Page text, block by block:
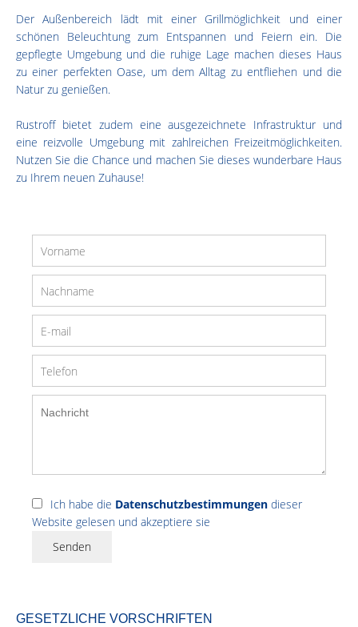
Der Außenbereich lädt mit einer Grillmöglichkeit und einer
schönen Beleuchtung zum Entspannen und Feiern ein. Die
gepflegte Umgebung und die ruhige Lage machen dieses Haus
zu einer perfekten Oase, um dem Alltag zu entfliehen und die
Natur zu genießen.
Rustroff bietet zudem eine ausgezeichnete Infrastruktur und
eine reizvolle Umgebung mit zahlreichen Freizeitmöglichkeiten.
Nutzen Sie die Chance und machen Sie dieses wunderbare Haus
zu Ihrem neuen Zuhause!
Ich habe die Datenschutzbestimmungen dieser
Website gelesen und akzeptiere sie
Senden
GESETZLICHE VORSCHRIFTEN